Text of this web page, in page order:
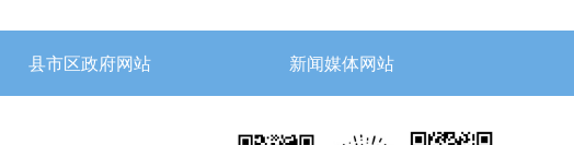
县市区政府网站 新闻媒体网站